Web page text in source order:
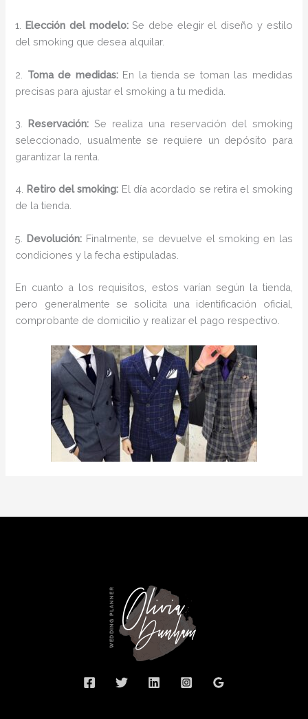
1. Elección del modelo:Se debe elegir el diseño y estilo
del smoking que desea alquilar.
2. Toma de medidas:En la tienda se toman las medidas
precisas para ajustar el smoking a tu medida.
3. Reservación: Se realiza una reservación del smoking
seleccionado, usualmente se requiere un depósito para
garantizar la renta.
4. Retiro del smoking: El día acordado se retira el smoking
de la tienda.
5. Devolución: Finalmente, se devuelve el smoking en las
condiciones y la fecha estipuladas.
En cuanto a los requisitos, estos varían según la tienda,
pero generalmente se solicita una identificación oficial,
comprobante de domicilio y realizar el pago respectivo.